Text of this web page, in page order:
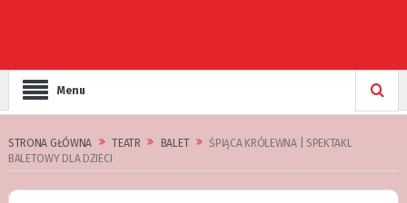
Menu
STRONA GŁÓWNA TEATR BALET
ŚPIĄCA KRÓLEWNA | SPEKTAKL
BALETOWY DLA DZIECI